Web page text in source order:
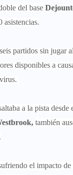
del base
asistencias.
partidos sin jugar
disponibles a
a la pista desde
también
el impacto de